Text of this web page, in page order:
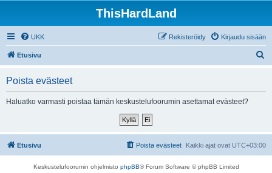
ThisHardLand
UKK Kirjaudu sisään
Rekisteröidy
Etusivu
Poista evästeet
Haluatko varmasti poistaa tämän keskustelufoorumin asettamat evästeet?
Etusivu Kaikki ajat ovat UTC+03:00
Poista evästeet
Keskustelufoorumin ohjelmisto phpBB® Forum Software © phpBB Limited